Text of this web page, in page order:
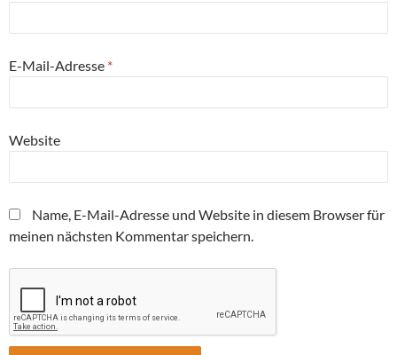
E-Mail-Adresse *
Website
Name, E-Mail-Adresse und Website in diesem Browser für
meinen nächsten Kommentar speichern.